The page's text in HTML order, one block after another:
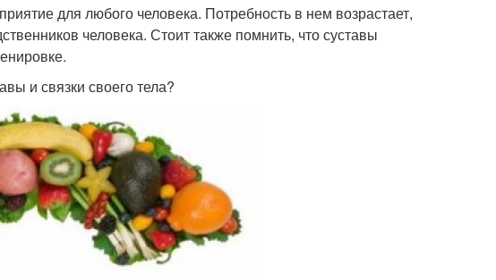
для любого человека. Потребность в нем возрастает,
человека. Стоит также помнить, что суставы
и связки своего тела?